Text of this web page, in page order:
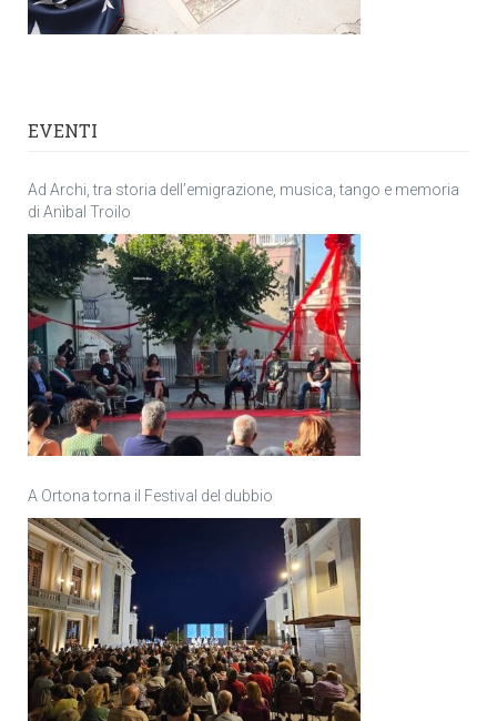
EVENTI
Ad Archi, tra storia dell’emigrazione, musica, tango e memoria
di Anìbal Troilo
A Ortona torna il Festival del dubbio